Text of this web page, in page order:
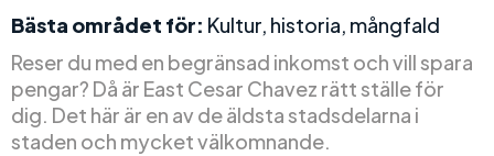
Bästa området för: Kultur, historia, mångfald
Reser du med en begränsad inkomst och vill spara
pengar? Då är East Cesar Chavez rätt ställe för
dig. Det här är en av de äldsta stadsdelarna i
staden och mycket välkomnande.